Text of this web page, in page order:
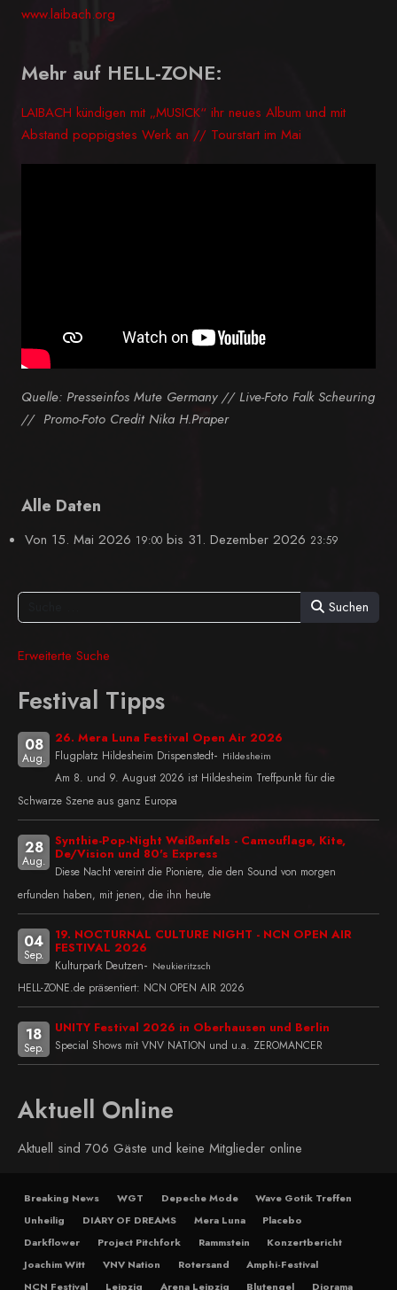
www.laibach.org
Mehr auf HELL-ZONE:
LAIBACH kündigen mit „MUSICK“ ihr neues Album und mit
Abstand poppigstes Werk an // Tourstart im Mai
Quelle: PresseinfosMute Germany // Live-Foto Falk Scheuring
// Promo-Foto Credit Nika H.Praper
Alle Daten
Von 15. Mai 2026 19:00 bis 31. Dezember 2026 23:59
Suchen
Erweiterte Suche
Festival Tipps
08
Aug.
26. Mera Luna Festival Open Air 2026
Flugplatz Hildesheim Drispenstedt- Hildesheim
Am 8. und 9. August 2026 ist Hildesheim Treffpunkt für die
Schwarze Szene aus ganz Europa
28
Aug.
Synthie-Pop-Night Weißenfels - Camouflage, Kite,
De/Vision und 80's Express
Diese Nacht vereint die Pioniere, die den Sound von morgen
erfunden haben, mit jenen, die ihn heute
04
Sep.
19. NOCTURNAL CULTURE NIGHT - NCN OPEN AIR
FESTIVAL 2026
Kulturpark Deutzen- Neukieritzsch
HELL-ZONE.de präsentiert: NCN OPEN AIR 2026
18
Sep.
UNITY Festival 2026 in Oberhausen und Berlin
Special Shows mit VNV NATION und u.a. ZEROMANCER
Aktuell Online
Aktuell sind 706 Gäste und keine Mitglieder online
Breaking News WGT Depeche Mode
Wave Gotik Treffen
Unheilig
DIARY OF DREAMS Mera Luna
Placebo
Darkflower
Project Pitchfork Rammstein
Konzertbericht
Joachim Witt
VNV Nation Rotersand
Amphi-Festival
NCN Festival
Leipzig Arena Leipzig Blutengel Diorama